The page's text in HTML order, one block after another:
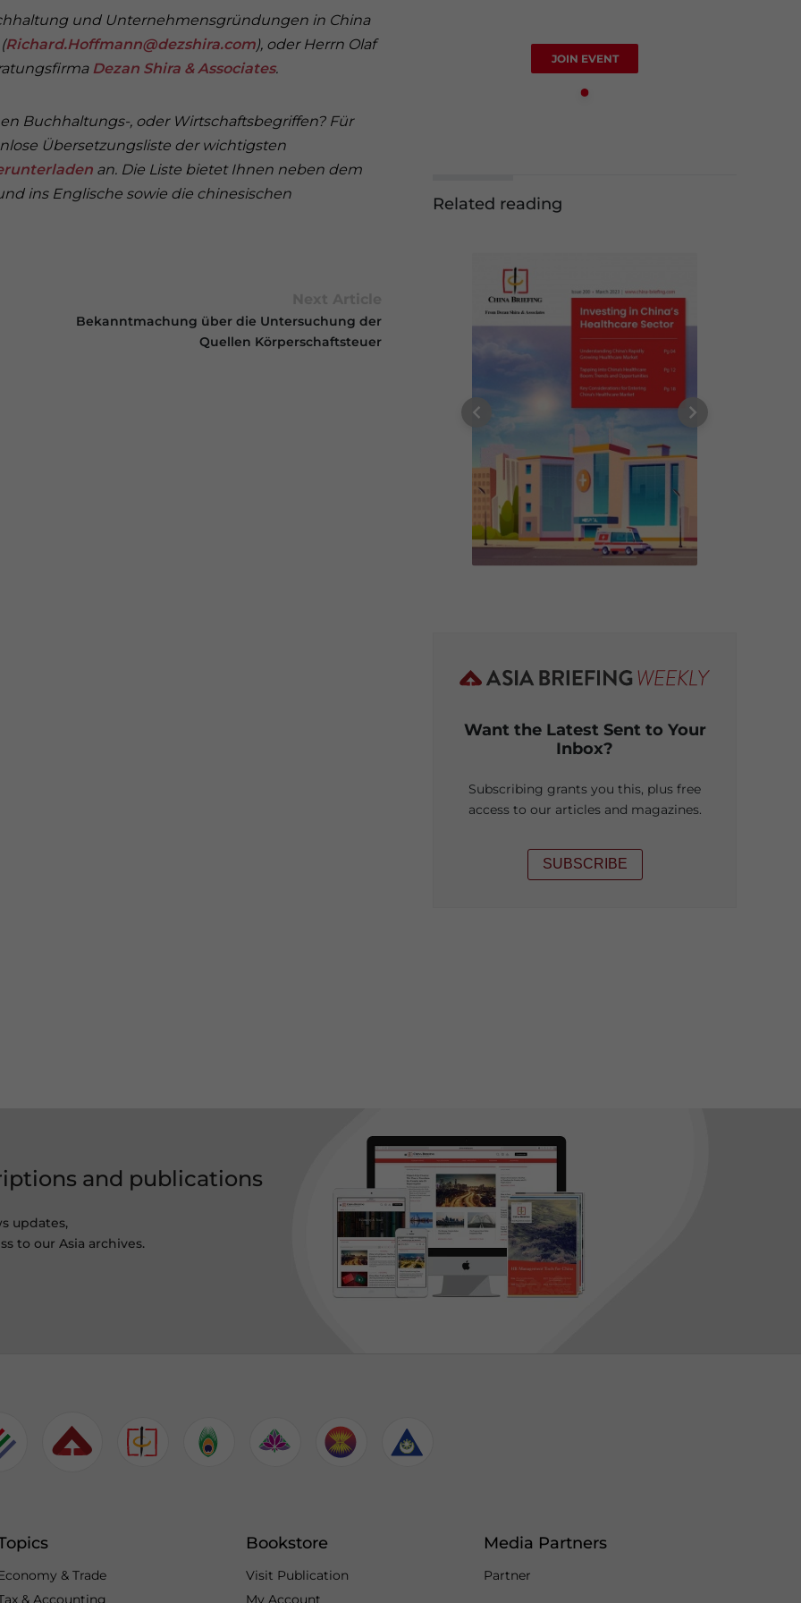
und Unternehmensgründungen in China
Richard.Hoffmann@dezshira.com), oder Herrn Olaf
Dezan Shira & Associates.
Buchhaltungs-, oder Wirtschaftsbegriffen? Für
Übersetzungsliste der wichtigsten
an. Die Liste bietet Ihnen neben dem
ins Englische sowie die chinesischen
Bekanntmachung über die Untersuchung der
Quellen Körperschaftsteuer
JOIN EVENT
Related reading
Want the Latest Sent to Your
Inbox?
Subscribing grants you this, plus free
access to our articles and magazines.
SUBSCRIBE
and publications
updates,
to our Asia archives.
& Trade
& Accounting
Bookstore
Visit Publication
My Account
Media Partners
Partner